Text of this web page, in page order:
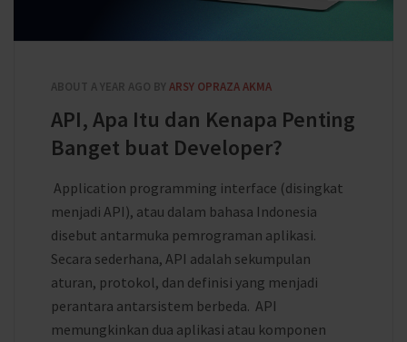
ABOUT A YEAR AGO BY ARSY OPRAZA AKMA
API, Apa Itu dan Kenapa Penting
Banget buat Developer?
Application programming interface (disingkat
menjadi API), atau dalam bahasa Indonesia
disebut antarmuka pemrograman aplikasi.
Secara sederhana, API adalah sekumpulan
aturan, protokol, dan definisi yang menjadi
perantara antarsistem berbeda. API
memungkinkan dua aplikasi atau komponen